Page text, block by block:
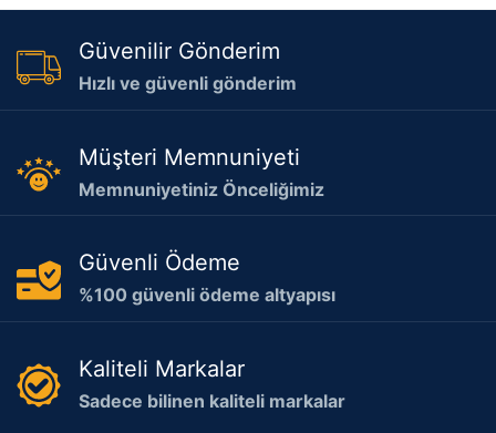
Güvenilir Gönderim
Hızlı ve güvenli gönderim
Müşteri Memnuniyeti
Memnuniyetiniz Önceliğimiz
Güvenli Ödeme
%100 güvenli ödeme altyapısı
Kaliteli Markalar
Sadece bilinen kaliteli markalar